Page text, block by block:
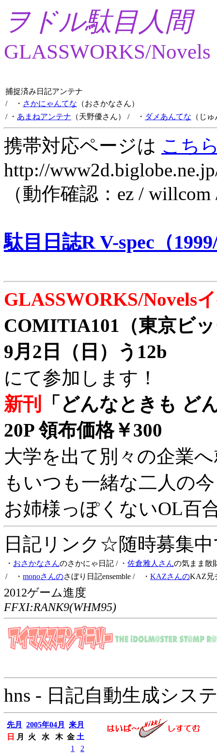
ヲドル駄目人間
GLASSWORKS/Novels
捕捉済み日記アンテナ
/ ・ さかにゃんてな （おさかなさん）
/ ・ あまねアンテナ （天野優さん） / ・ ダメあんてな （じ
携帯対応ページは こち
http://
（動作確認：ez /
駄目日誌R V-spec（
GLASSWORKS/Novels
COMITIA101（東京ビ
9月2日（日）う12b
にて参加します！
新刊
「どんなときも ど
20P 領布価格￥300
大学を出て別々の企業
もいつも一緒な二人の
お姉様っぽくないOL百
日記リンク☆随時募集
・ おさかなさんのさかにゃ日記 / ・ 佐倉雅人さんの気まま散
/ ・ monoさんのさぼり日記ensemble / ・ KAZさんのKAZ兄
2012ゲーム進度
FFXI:RANK9(WHM95)
hns - 日記自動生成シス
先月 2005年04月
来月
日
月 火 水 木 金 土
1
2